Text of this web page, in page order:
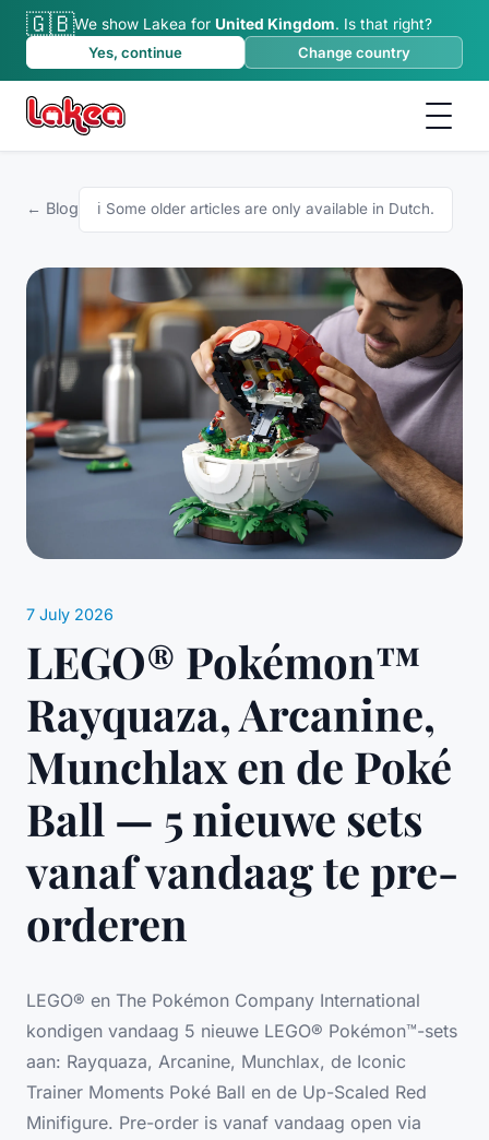
🇬🇧We show Lakea for United Kingdom. Is that right?
Yes, continue
Change country
← Blog ℹ️ Some older articles are only available in Dutch.
7 July 2026
LEGO® Pokémon™
Rayquaza, Arcanine,
Munchlax en de Poké
Ball — 5 nieuwe sets
vanaf vandaag te pre-
orderen
LEGO® en The Pokémon Company International
kondigen vandaag 5 nieuwe LEGO® Pokémon™-sets
aan: Rayquaza, Arcanine, Munchlax, de Iconic
Trainer Moments Poké Ball en de Up-Scaled Red
Minifigure. Pre-order is vanaf vandaag open via